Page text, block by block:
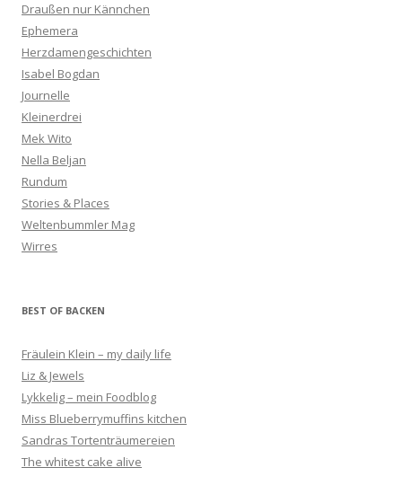
Draußen nur Kännchen
Ephemera
Herzdamengeschichten
Isabel Bogdan
Journelle
Kleinerdrei
Mek Wito
Nella Beljan
Rundum
Stories & Places
Weltenbummler Mag
Wirres
BEST OF BACKEN
Fräulein Klein – my daily life
Liz & Jewels
Lykkelig – mein Foodblog
Miss Blueberrymuffins kitchen
Sandras Tortenträumereien
The whitest cake alive